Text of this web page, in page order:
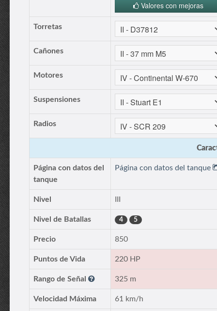
Valores con mejoras
Torretas
Cañones
Motores
Suspensiones
Radios
Página con datos del
tanque
Página con datos del tanque
Nivel
Nivel de Batallas 4 5
Precio 850
Puntos de Vida 220 HP
Rango de Señal 325 m
Velocidad Máxima 61 km/h